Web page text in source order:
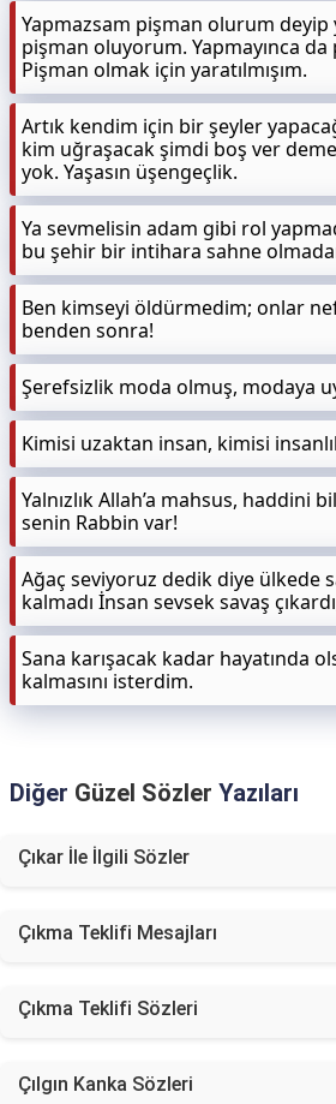
Yapmazsam pişman olurum deyip
pişman oluyorum. Yapmayınca
Pişman olmak için yaratılmışım.
Artık kendim için bir şeyler
kim uğraşacak şimdi boş ver
yok. Yaşasın üşengeçlik.
Ya sevmelisin adam gibi rol
bu şehir bir intihara sahne
Ben kimseyi öldürmedim; onlar
benden sonra!
Şerefsizlik moda olmuş, modaya
Kimisi uzaktan insan, kimisi
Yalnızlık Allah’a mahsus, haddini
senin Rabbin var!
Ağaç seviyoruz dedik diye ülkede
kalmadı İnsan sevsek savaş
Sana karışacak kadar hayatında
kalmasını isterdim.
Diğer Güzel Sözler Yazıları
Çıkar İle İlgili Sözler
Çıkma Teklifi Mesajları
Çıkma Teklifi Sözleri
Çılgın Kanka Sözleri